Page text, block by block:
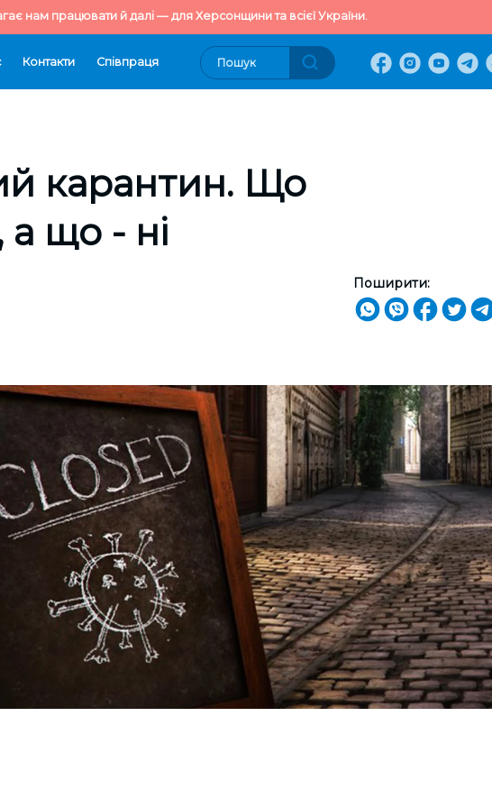
нам працювати й далі — для Херсонщини та всієї України.
Контакти Cпівпраця
карантин. Що
що - ні
Поширити: